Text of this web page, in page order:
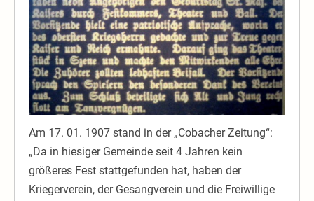
Am 17. 01. 1907 stand in der „Cobacher Zeitung“:
„Da in hiesiger Gemeinde seit 4 Jahren kein
größeres Fest stattgefunden hat, haben der
Kriegerverein, der Gesangverein und die Freiwillige